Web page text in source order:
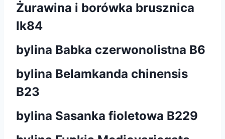
Żurawina i borówka brusznica
lk84
bylina Babka czerwonolistna B6
bylina Belamkanda chinensis
B23
bylina Sasanka fioletowa B229